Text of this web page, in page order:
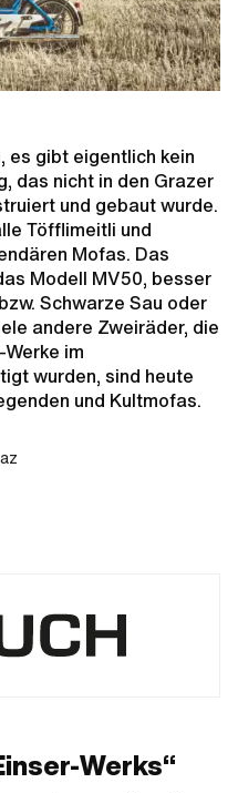
es gibt eigentlich kein
das nicht in den Grazer
und gebaut wurde.
Töfflimeitli und
Mofas. Das
Modell MV50, besser
Schwarze Sau oder
andere Zweiräder, die
im
wurden, sind heute
und Kultmofas.
Werks“